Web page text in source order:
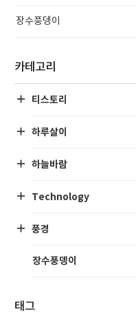
장수풍뎅이
카테고리
티스토리
하루살이
하늘바람
Technology
풍경
장수풍뎅이
태그